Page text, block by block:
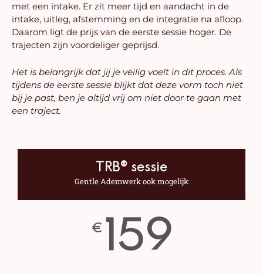
met een intake. Er zit meer tijd en aandacht in de
intake, uitleg, afstemming en de integratie na afloop.
Daarom ligt de prijs van de eerste sessie hoger. De
trajecten zijn voordeliger geprijsd.
Het is belangrijk dat jij je veilig voelt in dit proces. Als
tijdens de eerste sessie blijkt dat deze vorm toch niet
bij je past, ben je altijd vrij om niet door te gaan met
een traject.
TRB® sessie
Gentle Ademwerk ook mogelijk
€ 159